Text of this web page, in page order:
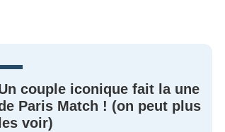
couple iconique fait la une
Paris Match ! (on peut plus
les voir)